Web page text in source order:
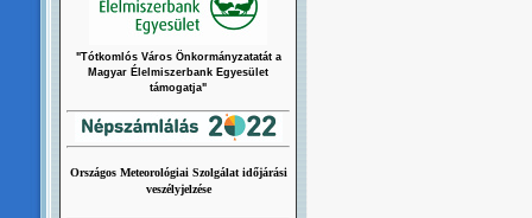
"Tótkomlós Város Önkormányzatatát a
Magyar Élelmiszerbank Egyesület
támogatja"
Országos Meteorológiai Szolgálat időjárási
veszélyjelzése